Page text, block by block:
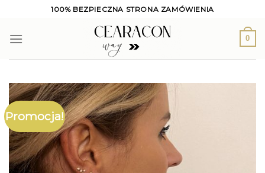
content
100% BEZPIECZNA STRONA ZAMÓWIENIA
0
Promocja!